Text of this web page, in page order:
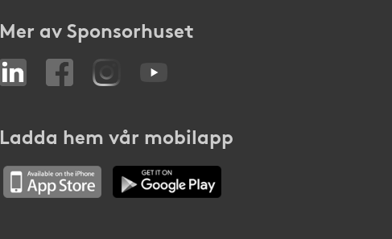
Mer av Sponsorhuset
Ladda hem vår mobilapp